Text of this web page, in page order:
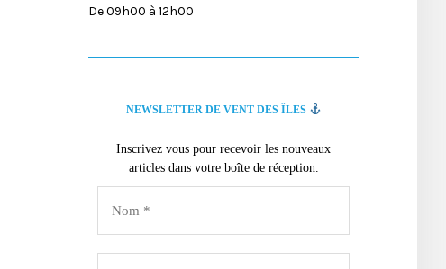
De 09h00 à 12h00
NEWSLETTER DE VENT DES ÎLES
Inscrivez vous pour recevoir les nouveaux
articles dans votre boîte de réception.